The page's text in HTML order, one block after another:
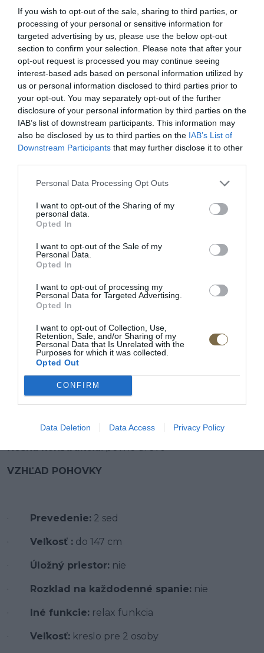
If you wish to opt-out of the sale, sharing to third parties, or
processing of your personal or sensitive information for
targeted advertising by us, please use the below opt-out
section to confirm your selection. Please note that after your
opt-out request is processed you may continue seeing
interest-based ads based on personal information utilized by
us or personal information disclosed to third parties prior to
your opt-out. You may separately opt-out of the further
disclosure of your personal information by third parties on the
IAB’s list of downstream participants. This information may
also be disclosed by us to third parties on the IAB’s List of
Downstream Participants that may further disclose it to other
Personal Data Processing Opt Outs
I want to opt-out of the Sharing of my
personal data.
Opted In
I want to opt-out of the Sale of my
Personal Data.
Opted In
I want to opt-out of processing my
Personal Data for Targeted Advertising.
Opted In
I want to opt-out of Collection, Use,
Retention, Sale, and/or Sharing of my
Personal Data that Is Unrelated with the
Purposes for which it was collected.
Opted Out
CONFIRM
Data Deletion Data Access Privacy Policy
Maui mega 2 sed
Látková rohová sedačka Be
true
Be comfy v koži
Látková rohová sedačka
Lumber Jack s otomanom
POPIS PRODUKTU
Vonkajší rozmer: 147x99x95cm
Hĺbka sedu: 49 cm
Výplň:
Konštrukcia sedadla
polyuretánová pena
Operadlo: elastické pásy, silikónové vnútro
VZHĽAD POHOVKY
· Prevedenie: 2 sed
· Veľkosť : do 147 cm
· Úložný priestor: nie
· Rozklad na každodenné spanie: nie
· Iné funkcie: relax funkcia
· Veľkosť: kreslo pre 2 osoby